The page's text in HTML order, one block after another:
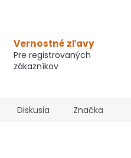
Vernostné zľavy
Pre registrovaných
zákazníkov
Diskusia Značka